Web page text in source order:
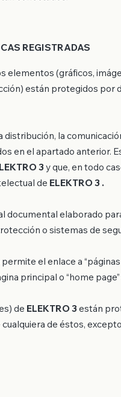
REGISTRADAS
elementos (gráficos,
están protegidos por
la
en el apartado anterior.
3y que, en todo
de ELEKTRO 3 .
documental elaborado
o sistemas de
el enlace a
principal o “home
de ELEKTRO 3 están
de éstos,